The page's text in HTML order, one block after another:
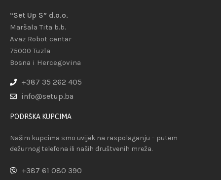
“Set Up S” d.o.o.
Maršala Tita b.b.
Avaz Robot centar
75000 Tuzla
Bosna i Hercegovina
+387 35 262 405
info@setup.ba
PODRŠKA KUPCIMA
Našim kupcima smo uvijek na raspolaganju – putem
dežurnog telefona ili naših društvenih mreža.
+387 61 080 390